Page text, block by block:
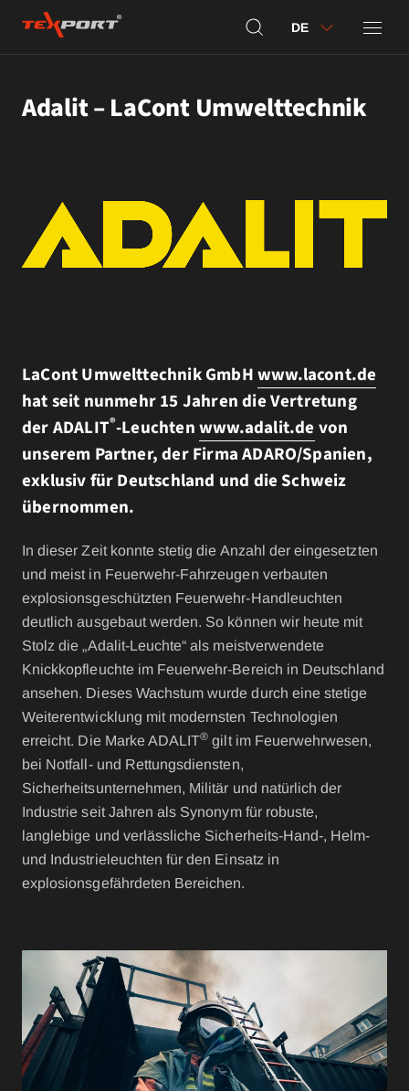
DE
Adalit – LaCont Umwelttechnik
LaCont Umwelttechnik GmbHwww.lacont.de
hat seit nunmehr 15 Jahren die Vertretung
der ADALIT®-Leuchtenwww.adalit.de von
unserem Partner, der Firma ADARO/Spanien,
exklusiv für Deutschland und die Schweiz
übernommen.
In dieser Zeit konnte stetig die Anzahl der eingesetzten
und meist in Feuerwehr-Fahrzeugen verbauten
explosionsgeschützten Feuerwehr-Handleuchten
deutlich ausgebaut werden. So können wir heute mit
Stolz die „Adalit-Leuchte“ als meistverwendete
Knickkopfleuchte im Feuerwehr-Bereich in Deutschland
ansehen. Dieses Wachstum wurde durch eine stetige
Weiterentwicklung mit modernsten Technologien
erreicht. Die Marke ADALIT® gilt im Feuerwehrwesen,
bei Notfall- und Rettungsdiensten,
Sicherheitsunternehmen, Militär und natürlich der
Industrie seit Jahren als Synonym für robuste,
langlebige und verlässliche Sicherheits-Hand-, Helm-
und Industrieleuchten für den Einsatz in
explosionsgefährdeten Bereichen.